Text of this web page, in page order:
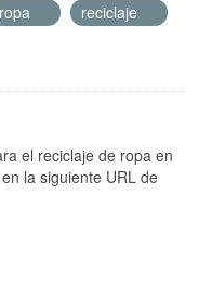
ropa
reciclaje
el reciclaje de ropa en
la siguiente URL de